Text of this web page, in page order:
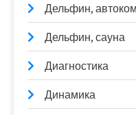
Дельфин,
Дельфин, сауна
Диагностика
Динамика